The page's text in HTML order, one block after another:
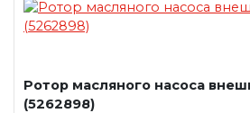
Ротор масляного насоса
(5262898)